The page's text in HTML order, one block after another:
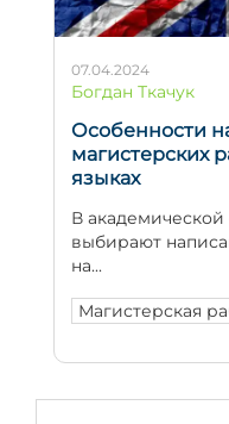
07.04.2024
Богдан Ткачук
Особенности
магистерских
языках
В
выбирают
на...
Магистерская